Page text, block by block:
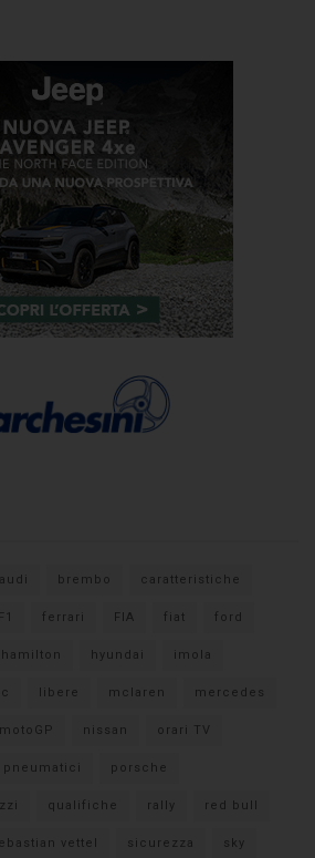
audi brembo caratteristiche
F1 ferrari FIA fiat ford
hamilton hyundai imola
libere mclaren mercedes
motoGP nissan orari TV
pneumatici porsche
qualifiche rally red bull
vettel sicurezza sky